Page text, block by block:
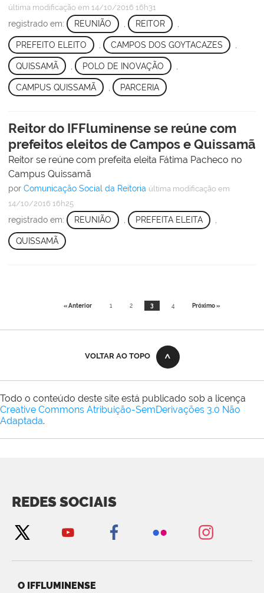
última modificação em 14/10/2016 16h31
registrado em: REUNIÃO , REITOR ,
PREFEITO ELEITO CAMPOS DOS GOYTACAZES
QUISSAMÃ POLO DE INOVAÇÃO
CAMPUS QUISSAMÃ PARCERIA
Reitor do IFFluminense se reúne com
prefeitos eleitos de Campos e Quissamã
Reitor se reúne com prefeita eleita Fátima Pacheco no
Campus Quissamã
por Comunicação Social da Reitoria última modificação em
14/10/2016 16h25
registrado em: REUNIÃO , PREFEITA ELEITA ,
QUISSAMÃ
« Anterior 1 2 3 4 Próximo »
VOLTAR AO TOPO
Todo o conteúdo deste site está publicado sob a licença
Creative Commons Atribuição-SemDerivações 3.0 Não
Adaptada.
REDES SOCIAIS
O IFFLUMINENSE